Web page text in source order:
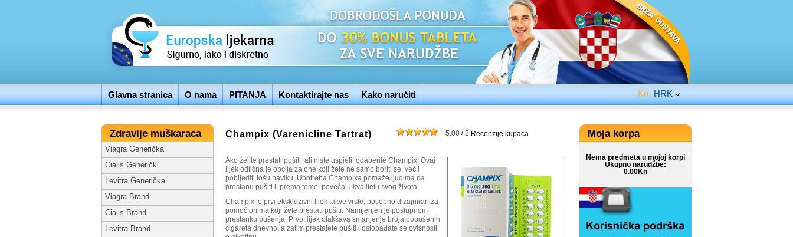
Glavna stranica O nama PITANJA Kontaktirajte nas Kako naručiti Kn HRK
Zdravlje muškaraca
Viagra Generička
Cialis Generički
Levitra Generička
Viagra Brand
Cialis Brand
Levitra Brand
Champix (Varenicline Tartrat) 5.00 /2 Recenzije kupaca
Ako želite prestati pušiti, ali niste uspjeli, odaberite Champix. Ovaj
lijek odlična je opcija za one koji žele ne samo boriti se, već i
pobijediti lošu naviku. Upotreba Champixa pomaže ljudima da
prestanu pušiti i, prema tome, povećaju kvalitetu svog života.
Champix je prvi ekskluzivni lijek takve vrste, posebno dizajniran za
pomoć onima koji žele prestati pušiti. Namijenjen je postupnom
prestanku pušenja. Prvo, lijek olakšava smanjenje broja popušenih
cigareta dnevno, a zatim prestajete pušiti i oslobađate se ovisnosti
Moja korpa
Nema predmeta u mojoj korpi
Ukupno narudžbe:
0.00Kn